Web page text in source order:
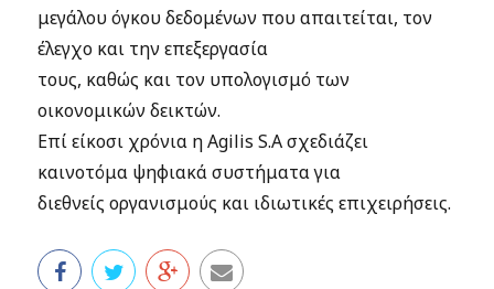
μεγάλου όγκου δεδομένων που απαιτείται, τον
έλεγχο και την επεξεργασία
τους, καθώς και τον υπολογισμό των
οικονομικών δεικτών.
Επί είκοσι χρόνια η Agilis S.A σχεδιάζει
καινοτόμα ψηφιακά συστήματα για
διεθνείς οργανισμούς και ιδιωτικές επιχειρήσεις.